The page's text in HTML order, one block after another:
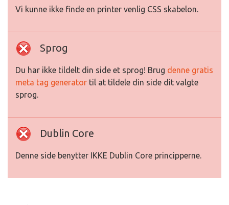
Vi kunne ikke finde en printer venlig CSS skabelon.
Sprog
Du har ikke tildelt din side et sprog! Brug denne gratis
meta tag generator til at tildele din side dit valgte
sprog.
Dublin Core
Denne side benytter IKKE Dublin Core principperne.